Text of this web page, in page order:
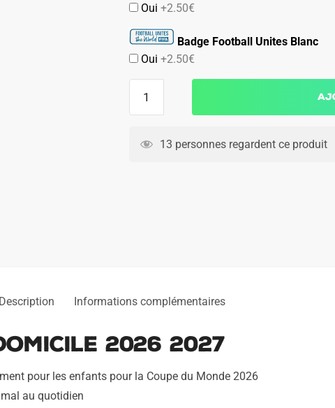
Oui+2.50€
Badge Football Unites Blanc
Oui+2.50€
Bresil
13 personnes regardent ce produit
Description Informations complémentaires
2026 2027
pour les enfants pour la Coupe du Monde 2026
au quotidien